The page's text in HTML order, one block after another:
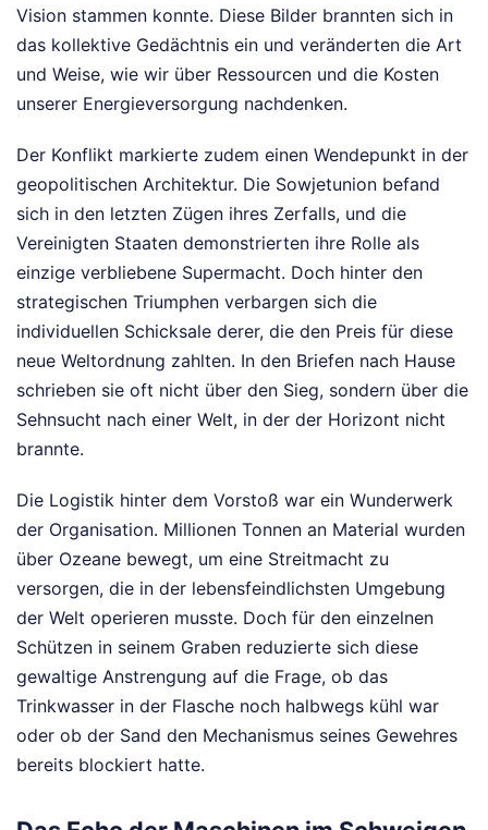
Vision stammen konnte. Diese Bilder brannten sich in
das kollektive Gedächtnis ein und veränderten die Art
und Weise, wie wir über Ressourcen und die Kosten
unserer Energieversorgung nachdenken.
Der Konflikt markierte zudem einen Wendepunkt in der
geopolitischen Architektur. Die Sowjetunion befand
sich in den letzten Zügen ihres Zerfalls, und die
Vereinigten Staaten demonstrierten ihre Rolle als
einzige verbliebene Supermacht. Doch hinter den
strategischen Triumphen verbargen sich die
individuellen Schicksale derer, die den Preis für diese
neue Weltordnung zahlten. In den Briefen nach Hause
schrieben sie oft nicht über den Sieg, sondern über die
Sehnsucht nach einer Welt, in der der Horizont nicht
brannte.
Die Logistik hinter dem Vorstoß war ein Wunderwerk
der Organisation. Millionen Tonnen an Material wurden
über Ozeane bewegt, um eine Streitmacht zu
versorgen, die in der lebensfeindlichsten Umgebung
der Welt operieren musste. Doch für den einzelnen
Schützen in seinem Graben reduzierte sich diese
gewaltige Anstrengung auf die Frage, ob das
Trinkwasser in der Flasche noch halbwegs kühl war
oder ob der Sand den Mechanismus seines Gewehres
bereits blockiert hatte.